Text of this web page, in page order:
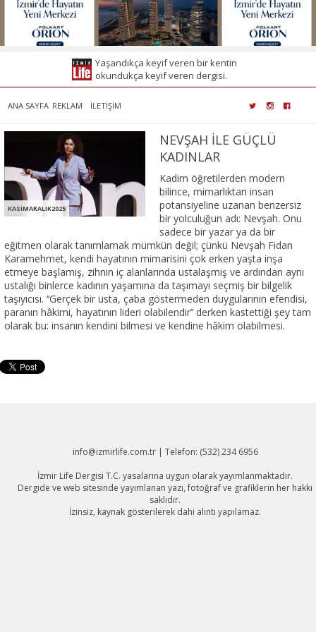
Yaşandıkça keyif veren bir kentin
okundukça keyif veren dergisi.
ANA SAYFA REKLAM İLETİŞİM
KASIMARALIK2025
NEVŞAH İLE GÜÇLÜ
KADINLAR
Kadim öğretilerden modern
bilince, mimarlıktan insan
potansiyeline uzanan benzersiz
bir yolculuğun adı: Nevşah. Onu
sadece bir yazar ya da bir
eğitmen olarak tanımlamak mümkün değil; çünkü Nevşah Fidan
Karamehmet, kendi hayatının mimarisini çok erken yaşta inşa
etmeye başlamış, zihnin iç alanlarında ustalaşmış ve ardından aynı
ustalığı binlerce kadının yaşamına da taşımayı seçmiş bir bilgelik
taşıyıcısı. ‘‘Gerçek bir usta, çaba göstermeden duygularının efendisi,
paranın hâkimi, hayatının lideri olabilendir’’ derken kastettiği şey tam
info@izmirlife.com.tr | Telefon: (532) 234 6956
İzmir Life Dergisi T.C. yasalarına uygun olarak yayımlanmaktadır.
Dergide ve web sitesinde yayımlanan yazı, fotoğraf ve grafiklerin her hakkı
saklıdır.
İzinsiz, kaynak gösterilerek dahi alıntı yapılamaz.